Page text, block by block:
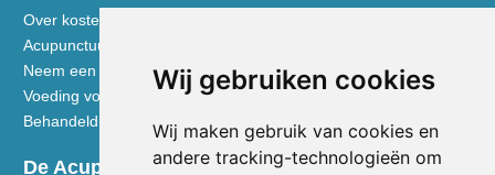
Wij gebruiken cookies
Wij maken gebruik van cookies en
andere tracking-technologieën om
Over kosten en vergoedingen
Acupunctuur toegelicht
Neem een kijkje in de praktijk
Voeding volgens de Vijf Elementen
Behandeldisciplines - TCG
De Acupuncturist